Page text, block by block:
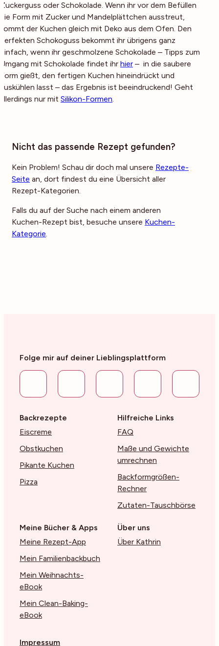
Zuckerguss oder Schokolade. Wenn ihr vor dem Befüllen
die Form mit Zucker und Mandelplättchen ausstreut,
kommt der Kuchen gleich mit Deko aus dem Ofen. Den
perfekten Schokoguss bekommt ihr übrigens ganz
einfach, wenn ihr geschmolzene Schokolade – Tipps zum
Umgang mit Schokolade findet ihr hier – in die saubere
Form gießt, den fertigen Kuchen hineindrückt und
auskühlen lasst – das Ergebnis ist beeindruckend! Geht
allerdings nur mit Silikon-Formen.
Nicht das passende Rezept gefunden?
Kein Problem! Schau dir doch mal unsere Rezepte-
Seite an, dort findest du eine Übersicht aller
Rezept-Kategorien.
Falls du auf der Suche nach einem anderen
Kuchen-Rezept bist, besuche unsere Kuchen-
Kategorie.
Folge mir auf deiner Lieblingsplattform
Backrezepte
Eiscreme
Obstkuchen
Pikante Kuchen
Pizza
Hilfreiche Links
FAQ
Maße und Gewichte
umrechnen
Backformgrößen-
Rechner
Zutaten-Tauschbörse
Meine Bücher & Apps
Meine Rezept-App
Mein Familienbackbuch
Mein Weihnachts-
eBook
Mein Clean-Baking-
eBook
Über uns
Über Kathrin
Impressum